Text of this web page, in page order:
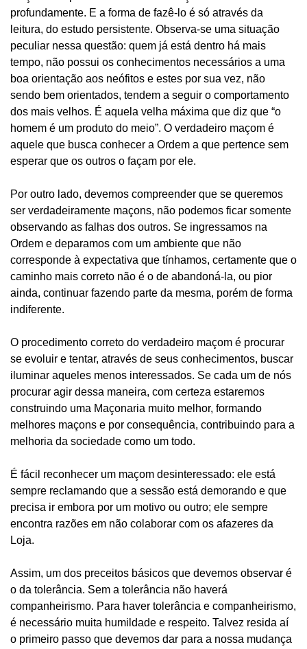
profundamente. E a forma de fazê-lo é só através da
leitura, do estudo persistente. Observa-se uma situação
peculiar nessa questão: quem já está dentro há mais
tempo, não possui os conhecimentos necessários a uma
boa orientação aos neófitos e estes por sua vez, não
sendo bem orientados, tendem a seguir o comportamento
dos mais velhos. É aquela velha máxima que diz que “o
homem é um produto do meio”. O verdadeiro maçom é
aquele que busca conhecer a Ordem a que pertence sem
esperar que os outros o façam por ele.
Por outro lado, devemos compreender que se queremos
ser verdadeiramente maçons, não podemos ficar somente
observando as falhas dos outros. Se ingressamos na
Ordem e deparamos com um ambiente que não
corresponde à expectativa que tínhamos, certamente que o
caminho mais correto não é o de abandoná-la, ou pior
ainda, continuar fazendo parte da mesma, porém de forma
indiferente.
O procedimento correto do verdadeiro maçom é procurar
se evoluir e tentar, através de seus conhecimentos, buscar
iluminar aqueles menos interessados. Se cada um de nós
procurar agir dessa maneira, com certeza estaremos
construindo uma Maçonaria muito melhor, formando
melhores maçons e por consequência, contribuindo para a
melhoria da sociedade como um todo.
É fácil reconhecer um maçom desinteressado: ele está
sempre reclamando que a sessão está demorando e que
precisa ir embora por um motivo ou outro; ele sempre
encontra razões em não colaborar com os afazeres da
Loja.
Assim, um dos preceitos básicos que devemos observar é
o da tolerância. Sem a tolerância não haverá
companheirismo. Para haver tolerância e companheirismo,
é necessário muita humildade e respeito. Talvez resida aí
o primeiro passo que devemos dar para a nossa mudança